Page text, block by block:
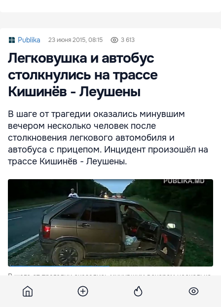
Publika 23 июня 2015, 08:15 3 613
Легковушка и автобус
столкнулись на трассе
Кишинёв - Леушены
В шаге от трагедии оказались минувшим
вечером несколько человек после
столкновения легкового автомобиля и
автобуса с прицепом. Инцидент произошёл на
трассе Кишинёв - Леушены.
В шаге от трагедии оказались минувшим вечером несколько
человек после столкновения легкового автомобиля и
автобуса с прицепом.